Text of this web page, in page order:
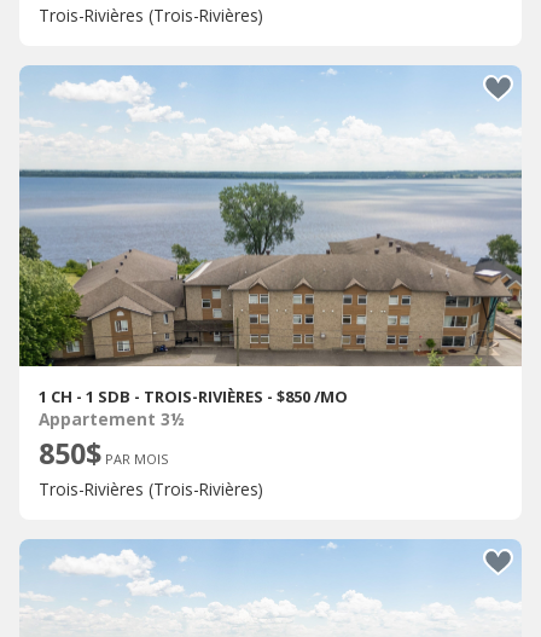
Trois-Rivières (Trois-Rivières)
1 CH - 1 SDB - TROIS-RIVIÈRES - $850 /MO
Appartement 3½
850$ PAR MOIS
Trois-Rivières (Trois-Rivières)